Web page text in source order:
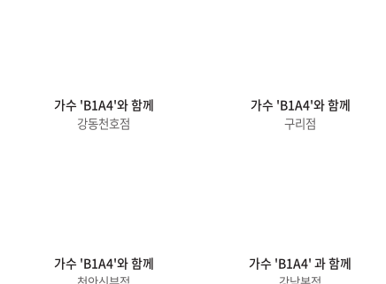
가수 'B1A4'와 함께
강동천호점
가수 'B1A4'와 함께
구리점
가수 'B1A4'와 함께
가수 'B1A4' 과 함께